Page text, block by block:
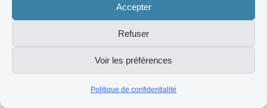
Accepter
Refuser
Voir les préférences
Politique de confidentialité
épaules au sol et les mains le long du corps ou
jointes sous le bassin. La roue (Urdhva
les pieds, avec le corps en arc complet. La roue
est nettement plus intense et demande une plus